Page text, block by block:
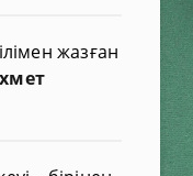
жазған